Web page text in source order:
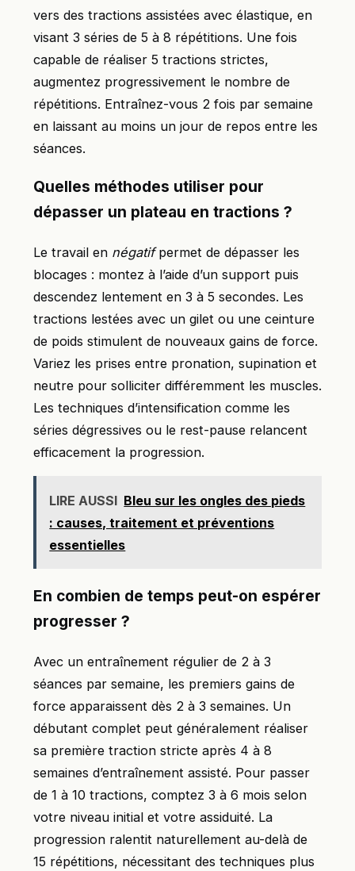
vers des tractions assistées avec élastique, en
visant 3 séries de 5 à 8 répétitions. Une fois
capable de réaliser 5 tractions strictes,
augmentez progressivement le nombre de
répétitions. Entraînez-vous 2 fois par semaine
en laissant au moins un jour de repos entre les
séances.
Quelles méthodes utiliser pour
dépasser un plateau en tractions ?
Le travail en négatifpermet de dépasser les
blocages : montez à l’aide d’un support puis
descendez lentement en 3 à 5 secondes. Les
tractions lestées avec un gilet ou une ceinture
de poids stimulent de nouveaux gains de force.
Variez les prises entre pronation, supination et
neutre pour solliciter différemment les muscles.
Les techniques d’intensification comme les
séries dégressives ou le rest-pause relancent
efficacement la progression.
LIRE AUSSI Bleu sur les ongles des pieds
: causes, traitement et préventions
essentielles
En combien de temps peut-on espérer
progresser ?
Avec un entraînement régulier de 2 à 3
séances par semaine, les premiers gains de
force apparaissent dès 2 à 3 semaines. Un
débutant complet peut généralement réaliser
sa première traction stricte après 4 à 8
semaines d’entraînement assisté. Pour passer
de 1 à 10 tractions, comptez 3 à 6 mois selon
votre niveau initial et votre assiduité. La
progression ralentit naturellement au-delà de
15 répétitions, nécessitant des techniques plus